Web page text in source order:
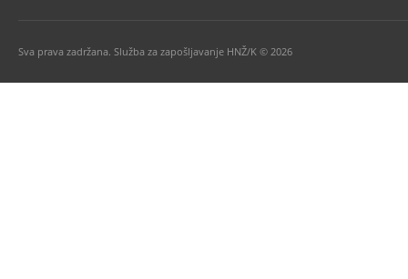
Sva prava zadržana. Služba za zapošljavanje HNŽ/K © 2026